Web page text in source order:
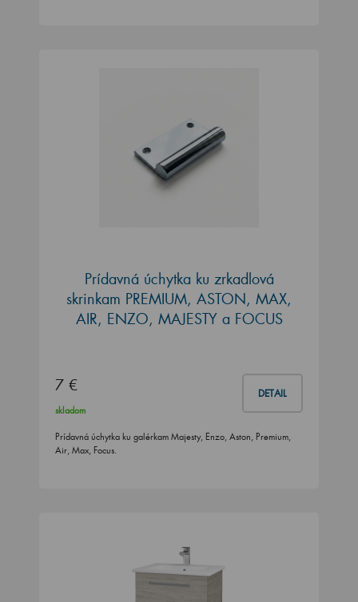
Prídavná úchytka ku zrkadlová
skrinkam PREMIUM, ASTON, MAX,
AIR, ENZO, MAJESTY a FOCUS
7 € DETAIL
skladom
Prídavná úchytka ku galérkam Majesty, Enzo, Aston, Premium,
Air, Max, Focus.